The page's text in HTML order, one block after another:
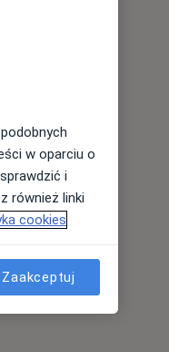
w oparciu o
i
również linki
cookies
Zaakceptuj